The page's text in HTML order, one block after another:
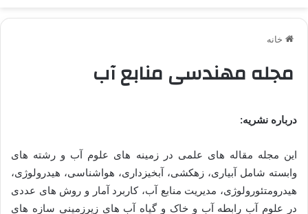
خانه
مجله مهندسی منابع آب
درباره نشریه:
این مجله مقاله های علمی در زمینه های علوم آب و رشته های
وابسته شامل آبیاری، زهکشی، آبخیزداری، هواشناسی، هیدرولوژی،
هیدرومتئورولوژی، مدیریت منابع آب، کاربرد آمار و روش های عددی
در علوم آب رابطه آب و خاک و گیاه آب های زیرزمینی سازه های